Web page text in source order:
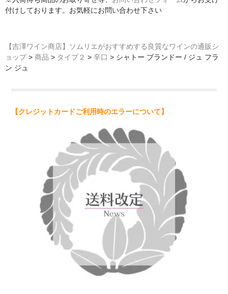
付けしております。お気軽にお問い合わせ下さい
【吉澤ワイン商店】ソムリエがおすすめする良質なワインの通販シ
ョップ> 商品 > タイプ２ > 辛口 > シャトー ブランドー / ジュ フラ
ン ジュ
【クレジットカードご利用時のエラーについて】